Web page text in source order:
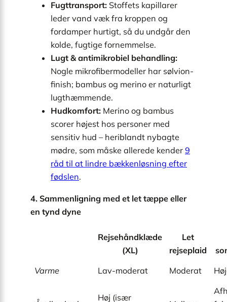
Fugttransport: Stoffets kapillarer
leder vand væk fra kroppen og
fordamper hurtigt, så du undgår den
kolde, fugtige fornemmelse.
Lugt & antimikrobiel behandling:
Nogle mikrofibermodeller har sølvion-
finish; bambus og merino er naturligt
lugthæmmende.
Hudkomfort: Merino og bambus
scorer højest hos personer med
sensitiv hud – heriblandt nybagte
mødre, som måske allerede kender 9
råd til at lindre bækkenløsning efter
fødslen.
4. Sammenligning med et let tæppe eller
en tynd dyne
Rejsehåndklæde
(XL)
Let
rejseplaid
Varme
Lav-moderat Moderat
Høj (især